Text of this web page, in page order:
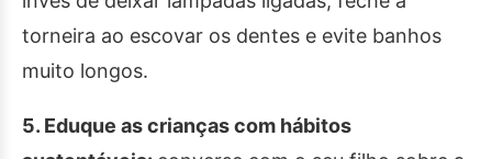
torneira ao escovar os dentes e evite banhos
muito longos.
5. Eduque as crianças com hábitos